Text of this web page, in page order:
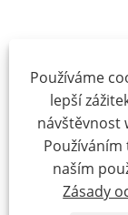
Používáme
lepší
návštěvnost
naším
Zásady